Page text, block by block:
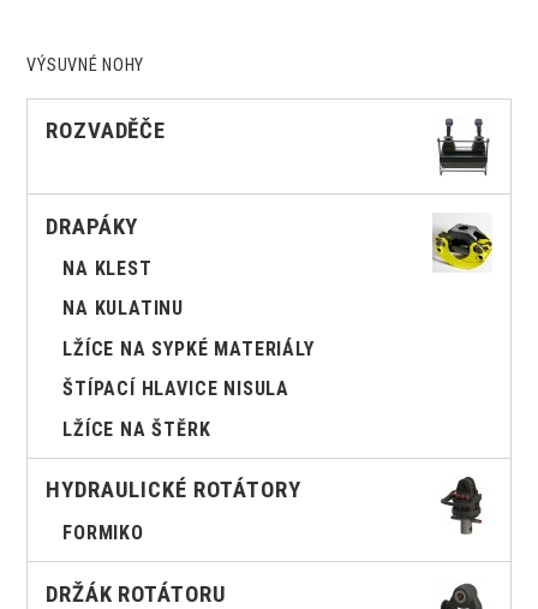
VÝSUVNÉ NOHY
ROZVADĚČE
DRAPÁKY
NA KLEST
NA KULATINU
LŽÍCE NA SYPKÉ MATERIÁLY
ŠTÍPACÍ HLAVICE NISULA
LŽÍCE NA ŠTĚRK
HYDRAULICKÉ ROTÁTORY
FORMIKO
DRŽÁK ROTÁTORU